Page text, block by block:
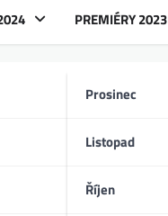
PREMIÉRY 2023
Prosinec
Listopad
Říjen